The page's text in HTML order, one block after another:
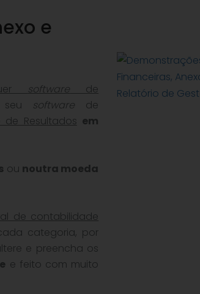
e
software de
seu software de
Resultados em
ou noutra moeda
de contabilidade
categoria, por
e preencha os
e feito com muito